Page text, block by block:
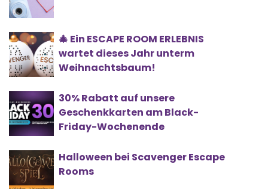
🎄 Ein ESCAPE ROOM ERLEBNIS
wartet dieses Jahr unterm
Weihnachtsbaum!
30% Rabatt auf unsere
Geschenkkarten am Black-
Friday-Wochenende
Halloween bei Scavenger Escape
Rooms